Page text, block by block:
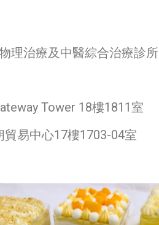
理治療及中醫綜合治療診所
Tower 18樓1811室
易中心17樓1703-04室